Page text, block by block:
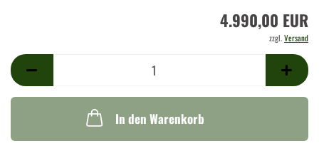
4.990,00 EUR
zzgl.Versand
In den Warenkorb